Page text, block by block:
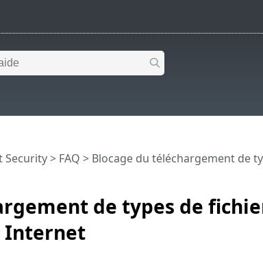
de types de
Internet
Security> FAQ > Blocage du téléchargement de